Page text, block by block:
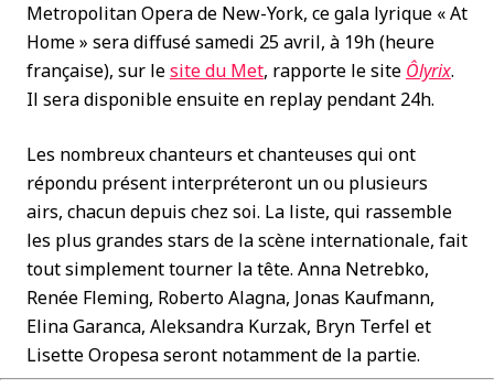
Metropolitan Opera de New-York, ce gala lyrique « At
Home » sera diffusé samedi 25 avril, à 19h (heure
française), sur lesite du Met, rapporte le site Ôlyrix.
Il sera disponible ensuite en replay pendant 24h.
Les nombreux chanteurs et chanteuses qui ont
répondu présent interpréteront un ou plusieurs
airs, chacun depuis chez soi. La liste, qui rassemble
les plus grandes stars de la scène internationale, fait
tout simplement tourner la tête. Anna Netrebko,
Renée Fleming, Roberto Alagna, Jonas Kaufmann,
Elina Garanca, Aleksandra Kurzak, Bryn Terfel et
Lisette Oropesa seront notamment de la partie.